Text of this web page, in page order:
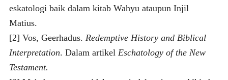
eskatologi baik dalam kitab Wahyu ataupun Injil
Matius.
[2] Vos, Geerhadus. Redemptive History and Biblical
Interpretation. Dalam artikel Eschatology of the New
Testament.